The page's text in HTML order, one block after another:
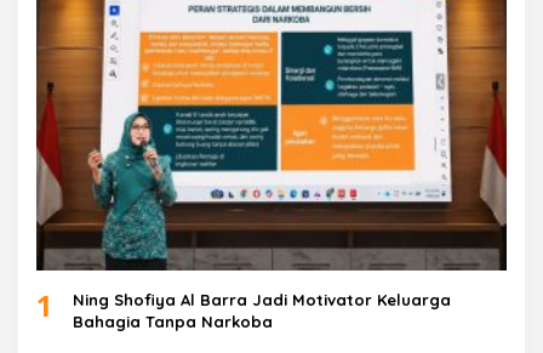
1
Ning Shofiya Al Barra Jadi Motivator Keluarga
Bahagia Tanpa Narkoba